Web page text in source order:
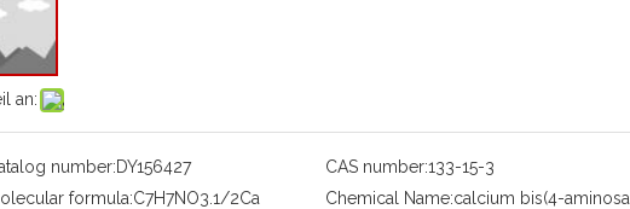
an:
number:DY156427 CAS number:133-15-3
formula:C7H7NO3.1/2Ca Chemical Name:calcium bis(4-aminosa